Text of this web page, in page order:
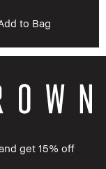
to Bag
get 15% off